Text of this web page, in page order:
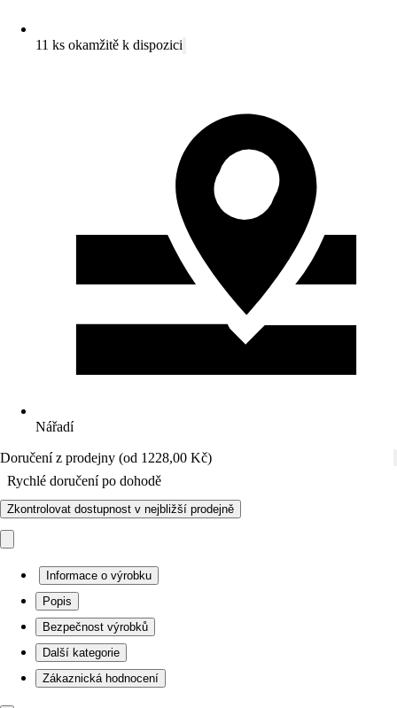
11 ks okamžitě k dispozici
Nářadí
Doručení z prodejny (od 1228,00 Kč)
Rychlé doručení po dohodě
Zkontrolovat dostupnost v nejbližší prodejně
Informace o výrobku
Popis
Bezpečnost výrobků
Další kategorie
Zákaznická hodnocení